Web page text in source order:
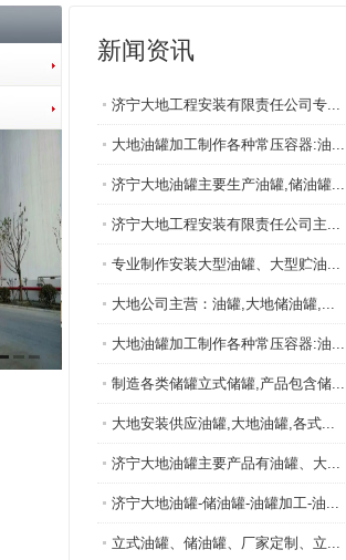
新闻资讯
济宁大地工程安装有限责任公司专...
大地油罐加工制作各种常压容器:油...
济宁大地油罐主要生产油罐,储油罐...
济宁大地工程安装有限责任公司主...
专业制作安装大型油罐、大型贮油...
大地公司主营：油罐,大地储油罐,...
大地油罐加工制作各种常压容器:油...
制造各类储罐立式储罐,产品包含储...
大地安装供应油罐,大地油罐,各式...
济宁大地油罐主要产品有油罐、大...
济宁大地油罐-储油罐-油罐加工-油...
立式油罐、储油罐、厂家定制、立...